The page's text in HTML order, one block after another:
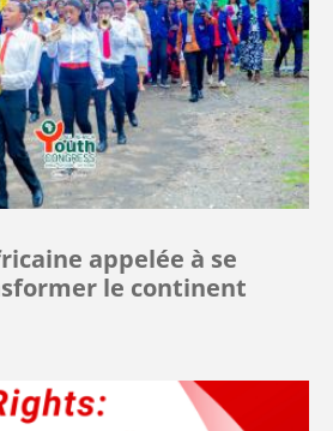
appelée à se
le continent